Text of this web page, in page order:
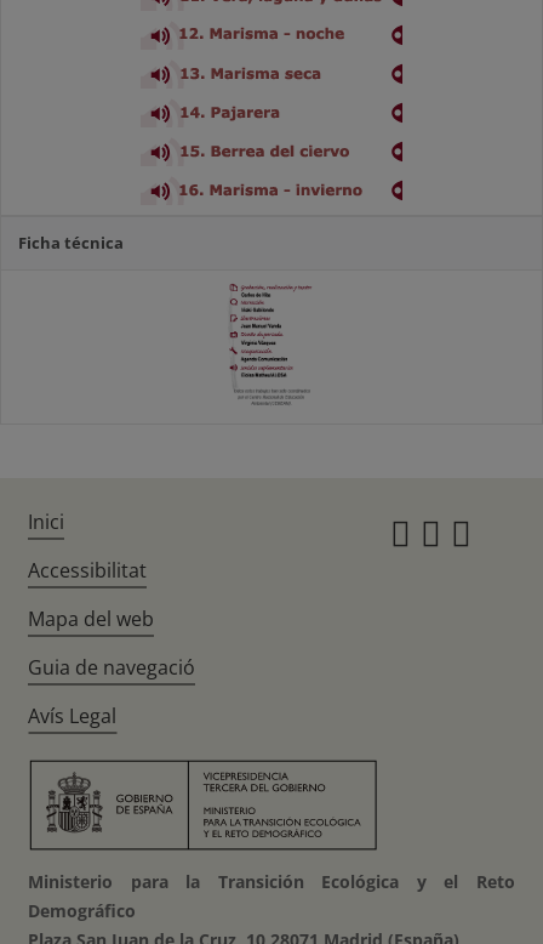
Ficha técnica
Inici
Accessibilitat
Mapa del web
Guia de navegació
Avís Legal
Ministerio para la Transición Ecológica y el Reto
Demográfico